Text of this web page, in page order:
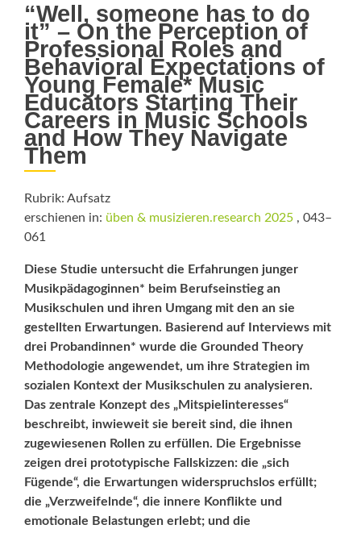
“Well, someone has to do
it” – On the Perception of
Professional Roles and
Behavioral Expectations of
Young Female* Music
Educators Starting Their
Careers in Music Schools
and How They Navigate
Them
Rubrik: Aufsatz
erschienen in: üben & musizieren.research 2025 , 043–
061
Diese Studie untersucht die Erfahrungen junger
Musikpädagoginnen* beim Berufseinstieg an
Musikschulen und ihren Umgang mit den an sie
gestellten Erwartungen. Basierend auf Interviews mit
drei Probandinnen* wurde die Grounded Theory
Methodologie angewendet, um ihre Strategien im
sozialen Kontext der Musikschulen zu analysieren.
Das zentrale Konzept des „Mitspielinteresses“
beschreibt, inwieweit sie bereit sind, die ihnen
zugewiesenen Rollen zu erfüllen. Die Ergebnisse
zeigen drei prototypische Fallskizzen: die „sich
Fügende“, die Erwartungen widerspruchslos erfüllt;
die „Verzweifelnde“, die innere Konflikte und
emotionale Belastungen erlebt; und die